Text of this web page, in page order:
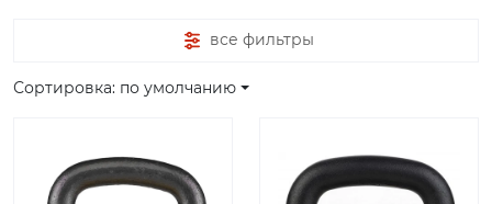
все фильтры
Сортировка: по умолчанию